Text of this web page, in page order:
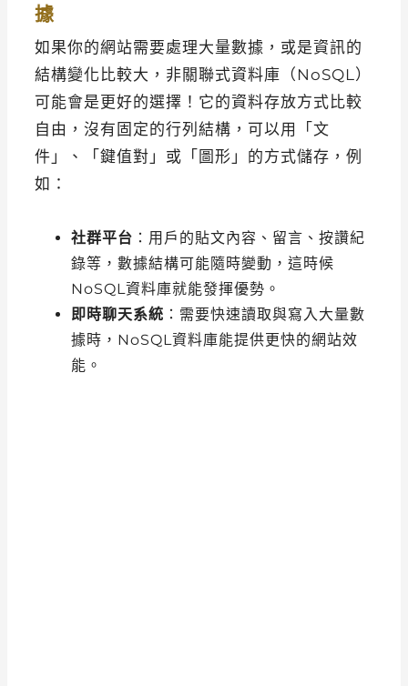
據
如果你的網站需要處理大量數據，或是資訊的
結構變化比較大，非關聯式資料庫（NoSQL）
可能會是更好的選擇！它的資料存放方式比較
自由，沒有固定的行列結構，可以用「文
件」、「鍵值對」或「圖形」的方式儲存，例
如：
社群平台 ：用戶的貼文內容、留言、按讚紀
錄等，數據結構可能隨時變動，這時候
NoSQL資料庫就能發揮優勢。
即時聊天系統 ：需要快速讀取與寫入大量數
據時，NoSQL資料庫能提供更快的網站效
能。